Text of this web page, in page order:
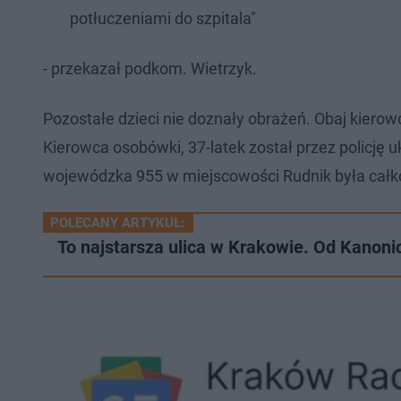
potłuczeniami do szpitala"
- przekazał podkom. Wietrzyk.
Pozostałe dzieci nie doznały obrażeń. Obaj
Kierowca osobówki, 37-latek został przez policję
wojewódzka 955 w miejscowości Rudnik była
POLECANY ARTYKUŁ:
To najstarsza ulica w Krakowie. Od